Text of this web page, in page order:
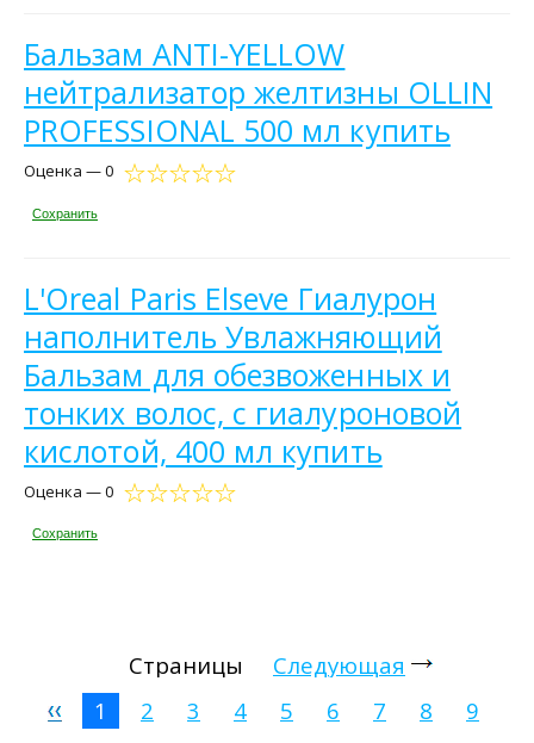
Бальзам ANTI-YELLOW
нейтрализатор желтизны OLLIN
PROFESSIONAL 500 мл купить
Оценка — 0
Сохранить
L'Oreal Paris Elseve Гиалурон
наполнитель Увлажняющий
Бальзам для обезвоженных и
тонких волос, с гиалуроновой
кислотой, 400 мл купить
Оценка — 0
Сохранить
Страницы
Следующая
1
2 3 4 5 6 7 8
9